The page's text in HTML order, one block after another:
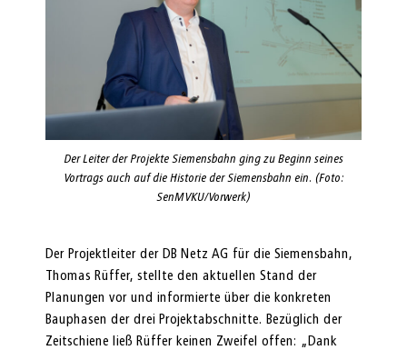
Der Leiter der Projekte Siemensbahn ging zu Beginn seines
Vortrags auch auf die Historie der Siemensbahn ein. (Foto:
SenMVKU/Vorwerk)
Der Projektleiter der DB Netz AG für die Siemensbahn,
Thomas Rüffer, stellte den aktuellen Stand der
Planungen vor und informierte über die konkreten
Bauphasen der drei Projektabschnitte. Bezüglich der
Zeitschiene ließ Rüffer keinen Zweifel offen: „Dank